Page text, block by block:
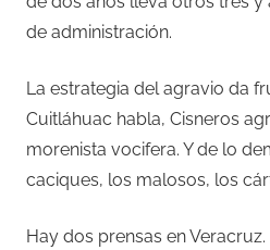
de administración.
La estrategia del agravio da
Cuitláhuac habla, Cisneros
morenista vocifera. Y de lo
caciques, los malosos, los
Hay dos prensas en